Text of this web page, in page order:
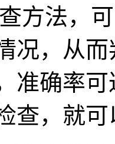
查方法，
况，从
准确率
查，就